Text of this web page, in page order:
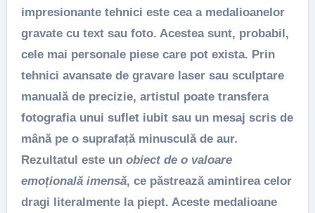
impresionante tehnici este cea a medalioanelor
gravate cu text sau foto. Acestea sunt, probabil,
cele mai personale piese care pot exista. Prin
tehnici avansate de gravare laser sau sculptare
manuală de precizie, artistul poate transfera
fotografia unui suflet iubit sau un mesaj scris de
mână pe o suprafață minusculă de aur.
Rezultatul este un obiect de o valoare
emoțională imensă, ce păstrează amintirea celor
dragi literalmente la piept. Aceste medalioane